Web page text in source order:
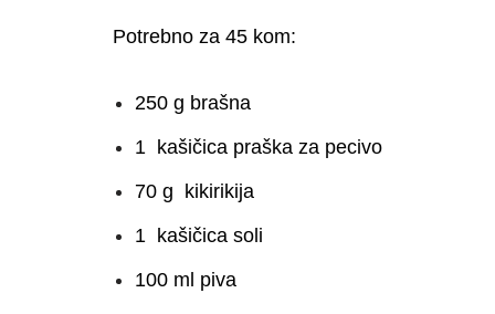
Potrebno za 45 kom:
250 g brašna
1 kašičica praška za pecivo
70 g kikirikija
1 kašičica soli
100 ml piva